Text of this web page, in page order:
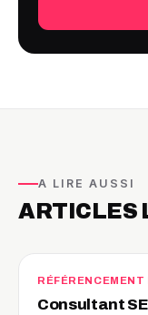
A LIRE AUSSI
ARTICLES
RÉFÉRENCEMENT
Consultant